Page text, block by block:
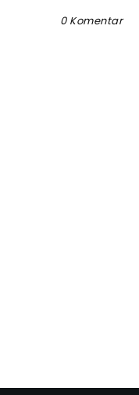
0 Komentar